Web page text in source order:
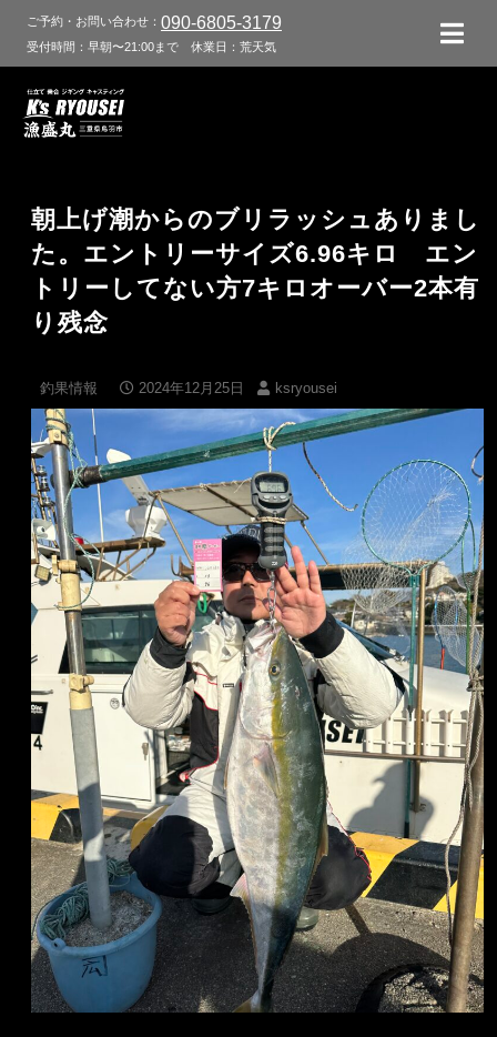
ご予約・お問い合わせ： 090-6805-3179
受付時間：早朝〜21:00まで 休業日：荒天気
朝上げ潮からのブリラッシュありまし
た。エントリーサイズ6.96キロ エン
トリーしてない方7キロオーバー2本有
り残念
釣果情報 2024年12月25日 ksryousei